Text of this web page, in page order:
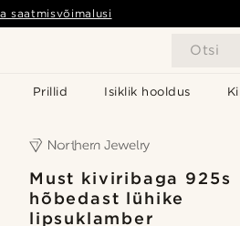
Otsi
Prillid Isiklik hooldus
saatmisvõimalusi
Must kiviribaga 925s
hõbedast lühike
lipsuklamber